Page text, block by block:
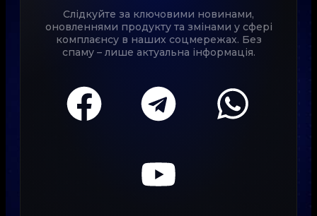
Слідкуйте за ключовими новинами,
оновленнями продукту та змінами у сфері
комплаєнсу в наших соцмережах. Без
спаму – лише актуальна інформація.